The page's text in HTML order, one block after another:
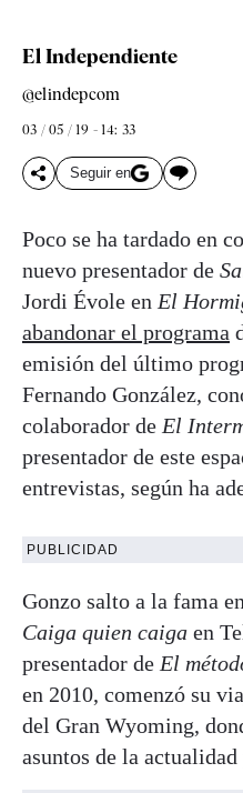
El Independiente
@elindepcom
03 / 05 / 19 - 14: 33
Seguir en
Poco se ha tardado en
nuevo presentador de
Jordi Évole en El
abandonar el programa
emisión del último
Fernando González,
colaborador de El
presentador de este
entrevistas, según ha
PUBLICIDAD
Gonzo salto a la fama
Caiga quien caiga en
presentador de El
en 2010, comenzó su
del Gran Wyoming,
asuntos de la